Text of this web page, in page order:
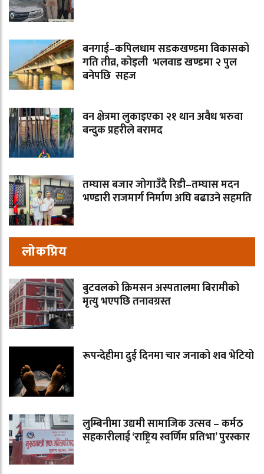
बनगाई–कपिलधाम सडकखण्डमा विकासको
गति तीव्र, कोइली भलवाड खण्डमा २ पुल
बनेपछि सहज
वन क्षेत्रमा लुकाइएका २१ थान अवैध भरुवा
बन्दुक प्रहरीले बरामद
तम्घास बजार जोगाउँदै रिडी–तम्घास मदन
भण्डारी राजमार्ग निर्माण अघि बढाउने सहमति
लोकप्रिय
बुटवलको क्रिमसन अस्पतालमा बिरामीको
मृत्यु भएपछि तनावग्रस्त
रूपन्देहीमा दुई दिनमा चार जनाको शव भेटियो
लुम्बिनीमा उद्यमी सामाजिक उत्सव – कर्मठ
सहकारीलाई ‘राष्ट्रिय स्वर्णिम प्रतिभा’ पुरस्कार